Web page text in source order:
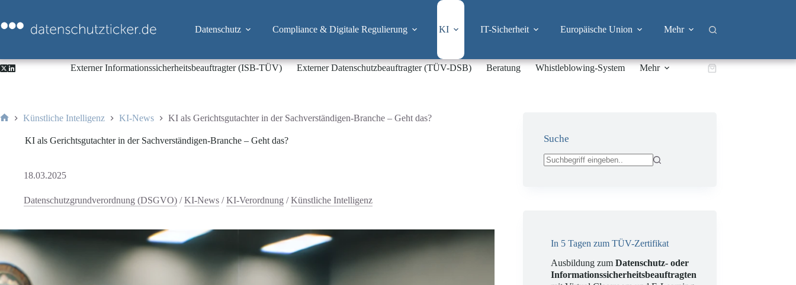
springen
Datenschutz Compliance & Digitale Regulierung KI IT-Sicherheit Europäische Union Mehr
Externer Informationssicherheitsbeauftragter (ISB-TÜV) Externer Datenschutzbeauftragter (TÜV-DSB) Beratung Whistleblowing-System Mehr Warenkorb
Künstliche Intelligenz KI-News KI als Gerichtsgutachter in der Sachverständigen-Branche – Geht das?
KI als Gerichtsgutachter in der Sachverständigen-Branche – Geht das?
18.03.2025
Datenschutzgrundverordnung (DSGVO) /KI-News /KI-Verordnung /Künstliche Intelligenz
Suche
In 5 Tagen zum TÜV-Zertifikat
Ausbildung zumDatenschutz- oder
Informationssicherheitsbeauftragten